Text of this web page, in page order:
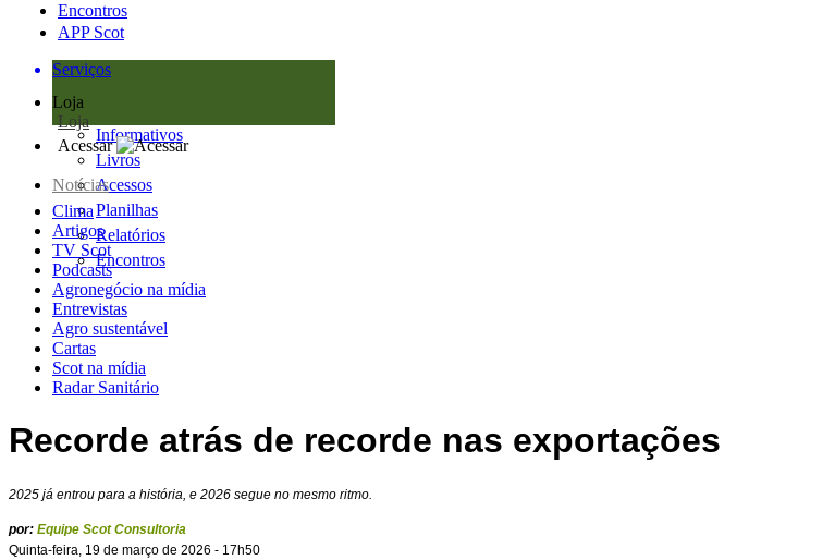
Encontros
APP Scot
Serviços
Loja
Loja
Informativos
Livros
Acessos
Planilhas
Relatórios
Encontros
Acessar
Notícias
Clima
Artigos
TV Scot
Podcasts
Agronegócio na mídia
Entrevistas
Agro sustentável
Cartas
Scot na mídia
Radar Sanitário
Recorde atrás de recorde nas exportações
2025 já entrou para a história, e 2026 segue no mesmo ritmo.
por: Equipe Scot Consultoria
Quinta-feira, 19 de março de 2026 - 17h50